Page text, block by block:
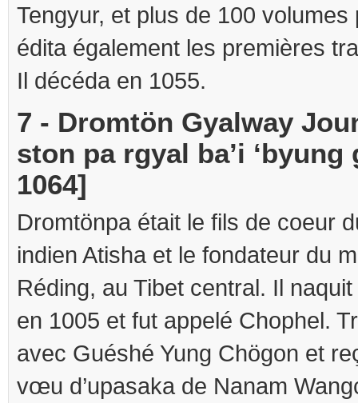
Tengyur, et plus de 100
édita également les premières
Il décéda en 1055.
7 - Dromtön Gyalway
ston pa rgyal ba’i ‘byung
1064]
Dromtönpa était le fils de coeur
indien Atisha et le fondateur du
Réding, au Tibet central. Il naquit
en 1005 et fut appelé Chophel.
avec Guéshé Yung Chögon et
vœu d’upasaka de Nanam